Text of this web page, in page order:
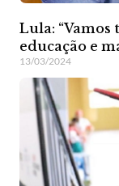
Lula: “Vamos
educação e
13/03/2024